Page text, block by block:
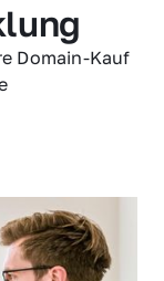
Domain-Kauf